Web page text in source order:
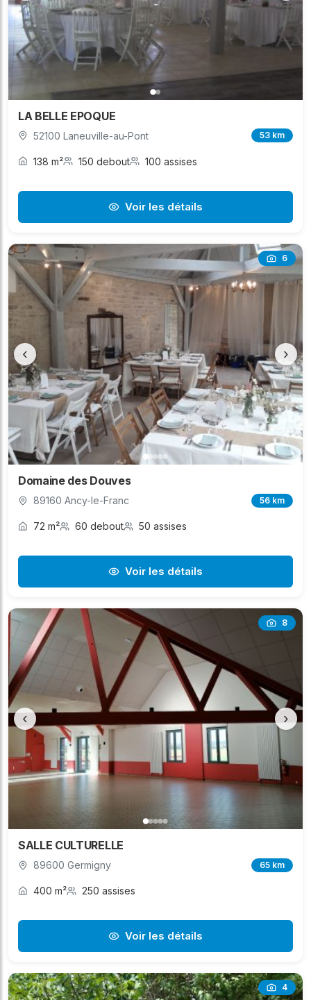
LA BELLE EPOQUE
52100 Laneuville-au-Pont 53 km
138 m² 150 debout 100 assises
Voir les détails
6
‹ ›
Domaine des Douves
89160 Ancy-le-Franc 56 km
72 m² 60 debout 50 assises
Voir les détails
8
‹ ›
SALLE CULTURELLE
89600 Germigny 65 km
400 m² 250 assises
Voir les détails
4